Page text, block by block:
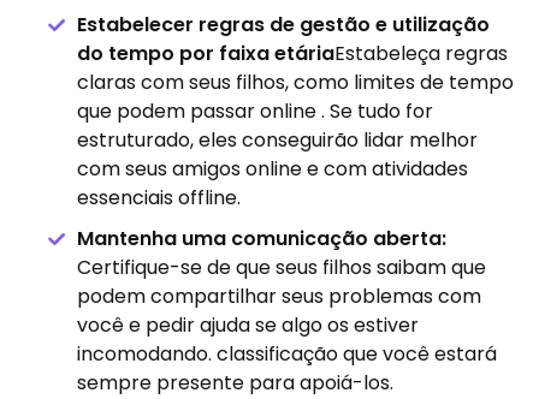
Estabelecer regras de gestão e utilização
do tempo por faixa etáriaEstabeleça regras
claras com seus filhos, como limites de tempo
que podem passar online . Se tudo for
estruturado, eles conseguirão lidar melhor
com seus amigos online e com atividades
essenciais offline.
Mantenha uma comunicação aberta:
Certifique-se de que seus filhos saibam que
podem compartilhar seus problemas com
você e pedir ajuda se algo os estiver
incomodando. classificação que você estará
sempre presente para apoiá-los.